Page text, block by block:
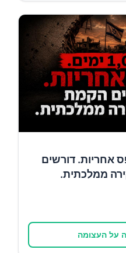
אפס אחריות. דורשים
ממלכתית.
על העצומה